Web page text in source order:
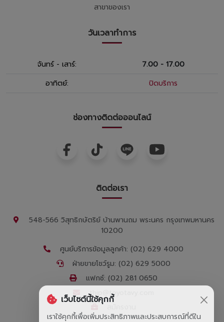
เว็บไซต์นี้ใช้คุกกี้
เราใช้คุกกี้เพื่อเพิ่มประสิทธิภาพและประสบการณ์ที่ดีใน
สาขาของเรา
วันเวลาทำการ
จันทร์ - เสาร์:
7.00 - 17.00
อาทิตย์:
ปิดบริการ
ช่องทางติดต่อออนไลน์
ติดต่อเรา
548-566 วิสุทธิกษัตริย์ บ้านพานถม พระนคร กรุงเทพมหานคร
10200
ศูนย์บริการข้อมูลลูกค้า: (02) 629 4000
ฝ่ายขายโชว์รูม: (02) 629 5000
แฟกซ์: (02) 281 0650
thip@toyotavy.com